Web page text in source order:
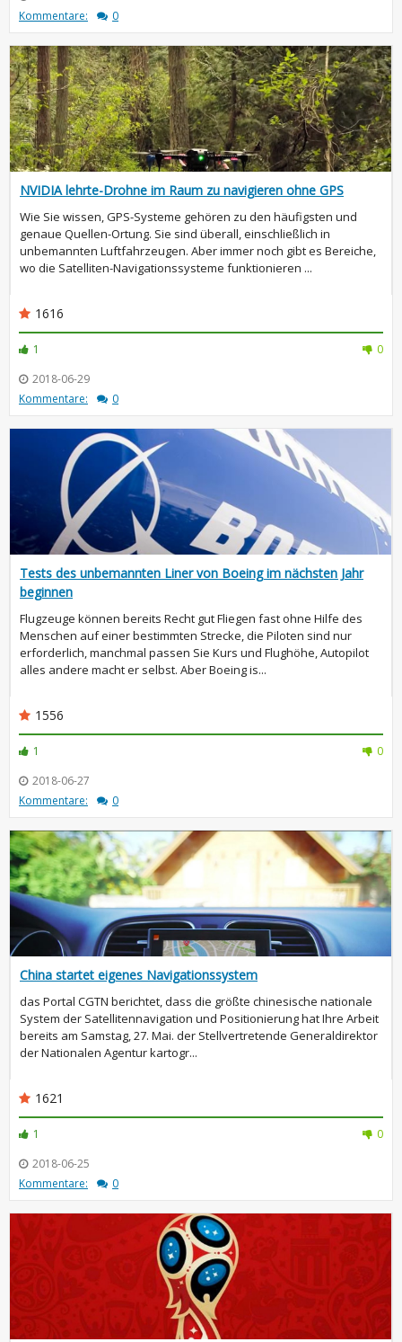
Kommentare:
0
NVIDIA lehrte-Drohne im Raum zu navigieren ohne GPS
Wie Sie wissen, GPS-Systeme gehören zu den häufigsten und
genaue Quellen-Ortung. Sie sind überall, einschließlich in
unbemannten Luftfahrzeugen. Aber immer noch gibt es Bereiche,
wo die Satelliten-Navigationssysteme funktionieren ...
1616
1
0
2018-06-29
Kommentare:
0
Tests des unbemannten Liner von Boeing im nächsten Jahr
beginnen
Flugzeuge können bereits Recht gut Fliegen fast ohne Hilfe des
Menschen auf einer bestimmten Strecke, die Piloten sind nur
erforderlich, manchmal passen Sie Kurs und Flughöhe, Autopilot
alles andere macht er selbst. Aber Boeing is...
1556
1
0
2018-06-27
Kommentare:
0
China startet eigenes Navigationssystem
das Portal CGTN berichtet, dass die größte chinesische nationale
System der Satellitennavigation und Positionierung hat Ihre Arbeit
bereits am Samstag, 27. Mai. der Stellvertretende Generaldirektor
der Nationalen Agentur kartogr...
1621
1
0
2018-06-25
Kommentare:
0